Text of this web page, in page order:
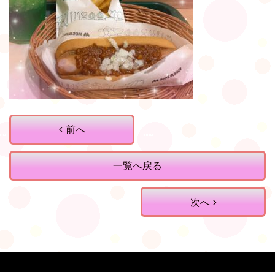
前へ
一覧へ戻る
次へ